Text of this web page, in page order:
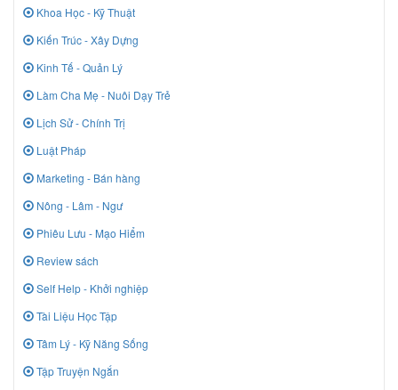
Khoa Học - Kỹ Thuật
Kiến Trúc - Xây Dựng
Kinh Tế - Quản Lý
Làm Cha Mẹ - Nuôi Dạy Trẻ
Lịch Sử - Chính Trị
Luật Pháp
Marketing - Bán hàng
Nông - Lâm - Ngư
Phiêu Lưu - Mạo Hiểm
Review sách
Self Help - Khởi nghiệp
Tài Liệu Học Tập
Tâm Lý - Kỹ Năng Sống
Tập Truyện Ngắn